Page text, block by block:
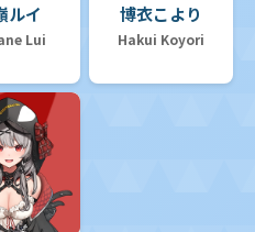
ルイ
Lui
博衣こより
Hakui Koyori